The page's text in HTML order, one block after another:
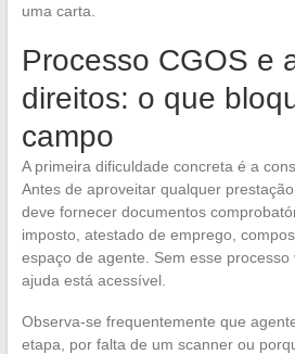
uma carta.
Processo CGOS e
direitos: o que
campo
A primeira dificuldade concreta é a
Antes de aproveitar qualquer
deve fornecer documentos
imposto, atestado de emprego,
espaço de agente. Sem esse processo
ajuda está acessível.
Observa-se frequentemente que
etapa, por falta de um scanner ou